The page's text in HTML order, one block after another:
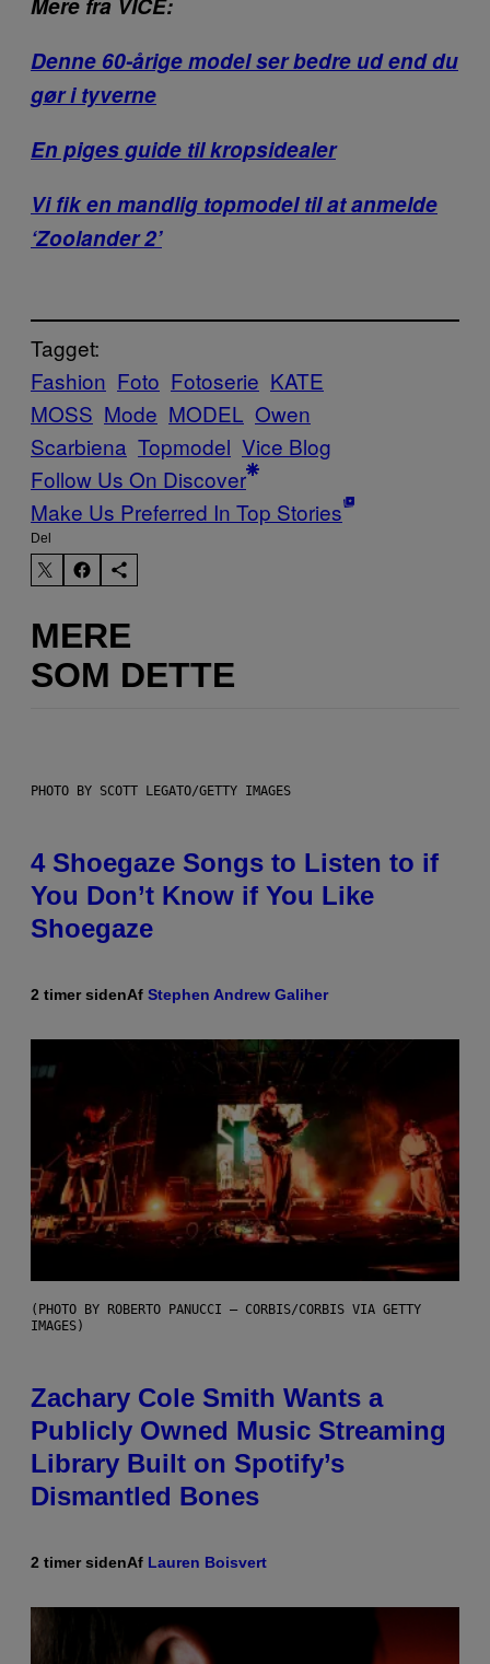
Denne 60-årige model ser bedre ud end du
gør i tyverne
En piges guide til kropsidealer
Vi fik en mandlig topmodel til at anmelde
‘Zoolander 2’
Tagget:
Fashion Foto Fotoserie KATE
MOSS Mode MODEL Owen
Scarbiena Topmodel Vice Blog
Follow Us On Discover
Make Us Preferred In Top Stories
Del
MERE
SOM DETTE
PHOTO BY SCOTT LEGATO/GETTY IMAGES
4 Shoegaze Songs to Listen to if
You Don’t Know if You Like
Shoegaze
2 timer sidenAf Stephen Andrew Galiher
(PHOTO BY ROBERTO PANUCCI – CORBIS/CORBIS VIA GETTY
IMAGES)
Zachary Cole Smith Wants a
Publicly Owned Music Streaming
Library Built on Spotify’s
Dismantled Bones
2 timer sidenAf Lauren Boisvert